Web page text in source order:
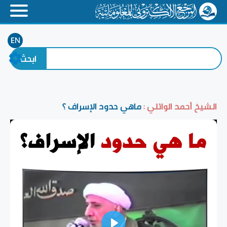
EN
الشيخ أحمد الوائلي :ماهي حدود الإسراف ؟